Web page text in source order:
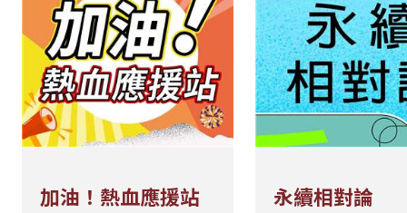
加油！熱血應援站 永續相對論